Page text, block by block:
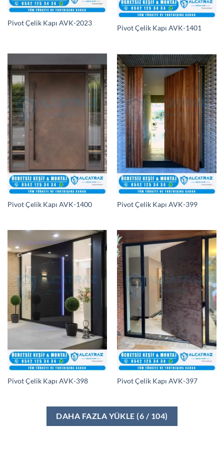
Pivot Çelik Kapı AVK-2023
Pivot Çelik Kapı AVK-1401
Pivot Çelik Kapı AVK-1400 Pivot Çelik Kapı AVK-399
Pivot Çelik Kapı AVK-398 Pivot Çelik Kapı AVK-397
DAHA FAZLA YÜKLE (6 / 104)